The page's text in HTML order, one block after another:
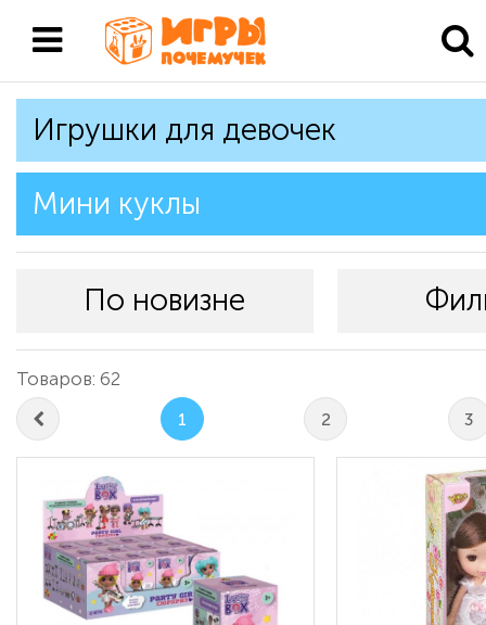
Игрушки для девочек
Мини куклы
По новизне
Товаров: 62
1 2 3